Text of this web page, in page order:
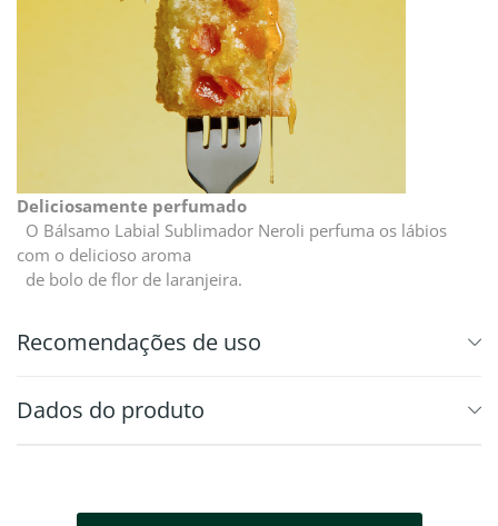
Deliciosamente perfumado
O Bálsamo Labial Sublimador Neroli perfuma os lábios
com o delicioso aroma
de bolo de flor de laranjeira.
Recomendações de uso
Dados do produto